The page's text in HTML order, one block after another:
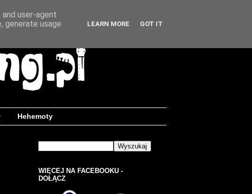
Hehemoty
WIĘCEJ NA FACEBOOKU -
DOŁĄCZ
user-agent
generate usage
LEARN MORE GOT IT